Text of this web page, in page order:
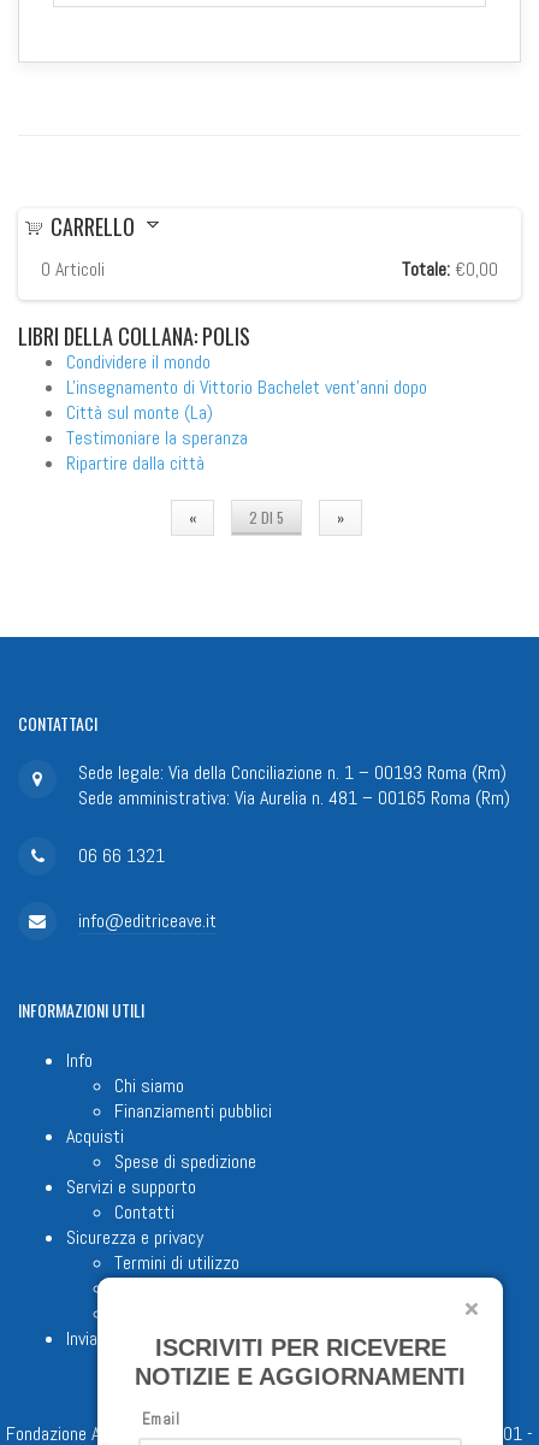
CARRELLO
0 Articoli Totale: €0,00
LIBRI DELLA COLLANA: POLIS
Condividere il mondo
L'insegnamento di Vittorio Bachelet vent'anni dopo
Città sul monte (La)
Testimoniare la speranza
Ripartire dalla città
« 2 DI 5 »
CONTATTACI
Sede legale: Via della Conciliazione n. 1 – 00193 Roma (Rm)
Sede amministrativa: Via Aurelia n. 481 – 00165 Roma (Rm)
06 66 1321
info@editriceave.it
INFORMAZIONIUTILI
Info
Chi siamo
Finanziamenti pubblici
Acquisti
Spese di spedizione
Servizi e supporto
Contatti
Sicurezza e privacy
Termini di utilizzo
Invia proposta editoriale
Fondazione Apostolicam Actuositatem ETS © 2023 - P.I. 05398481001 -
ISCRIVITI PER RICEVERE
NOTIZIE E AGGIORNAMENTI
Email